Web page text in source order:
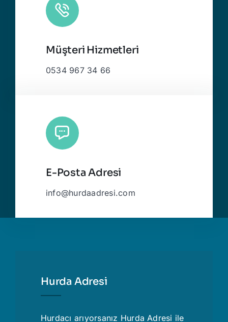
Müşteri Hizmetleri
0534 967 34 66
E-Posta Adresi
info@hurdaadresi.com
Hurda Adresi
Hurdacı arıyorsanız Hurda Adresi ile